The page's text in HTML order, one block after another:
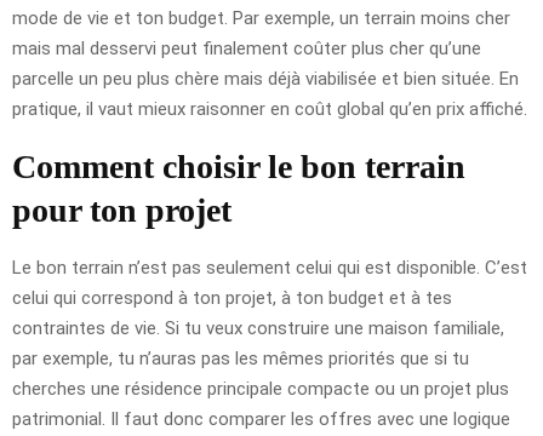
mode de vie et ton budget. Par exemple, un terrain moins cher
mais mal desservi peut finalement coûter plus cher qu’une
parcelle un peu plus chère mais déjà viabilisée et bien située. En
pratique, il vaut mieux raisonner en coût global qu’en prix affiché.
Comment choisir le bon terrain
pour ton projet
Le bon terrain n’est pas seulement celui qui est disponible. C’est
celui qui correspond à ton projet, à ton budget et à tes
contraintes de vie. Si tu veux construire une maison familiale,
par exemple, tu n’auras pas les mêmes priorités que si tu
cherches une résidence principale compacte ou un projet plus
patrimonial. Il faut donc comparer les offres avec une logique